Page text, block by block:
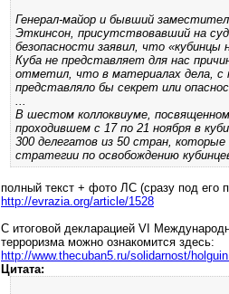
Генерал-майор и бывший
Эткинсон, присутствовавший на
безопасности заявил, что
Куба не представляет для нас
отметил, что в материалах дела, с
представляло бы секрет или
...
В шестом коллоквиуме,
проходившем с 17 по 21 ноября в
300 делегатов из 50 стран,
стратегии по освобождению
полный текст + фото ЛС (сразу под его
http://evrazia.org/article/1528
С итоговой декларацией VI
терроризма можно ознакомится здесь:
http://www.thecuban5.ru/solidarnost/
Цитата: